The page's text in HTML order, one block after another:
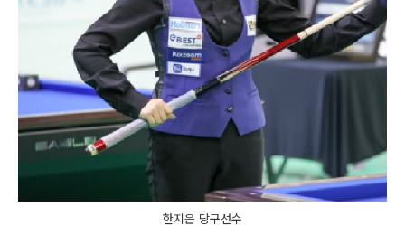
한지은 당구선수